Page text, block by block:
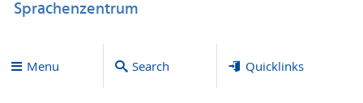
Sprachenzentrum
Menu Search Quicklinks